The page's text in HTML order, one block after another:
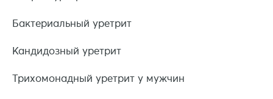
Бактериальный уретрит
Кандидозный уретрит
Трихомонадный уретрит у мужчин